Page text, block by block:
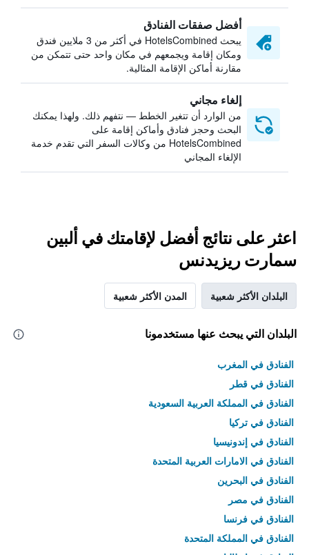
أفضل صفقات الفنادق
يبحث HotelsCombined في أكثر من 3 ملايين فندق
ومكان إقامة ويجمعهم في مكان واحد حتى تتمكن من
مقارنة أماكن الإقامة المثالية.
إلغاء مجاني
من الوارد أن تتغير الخطط — نتفهم ذلك. ولهذا يمكنك
البحث وحجز فنادق وأماكن إقامة على
HotelsCombined من وكالات السفر التي تقدم خدمة
الإلغاء المجاني
اعثر على نتائج أفضل لإقامتك في ألبين
سمارت ريزيدنس
البلدان الأكثر شعبية المدن الأكثر شعبية
البلدان التي يبحث عنها مستخدمونا
الفنادق في المغرب
الفنادق في قطر
الفنادق في المملكة العربية السعودية
الفنادق في تركيا
الفنادق في إندونيسيا
الفنادق في الامارات العربية المتحدة
الفنادق في البحرين
الفنادق في مصر
الفنادق في فرنسا
الفنادق في المملكة المتحدة